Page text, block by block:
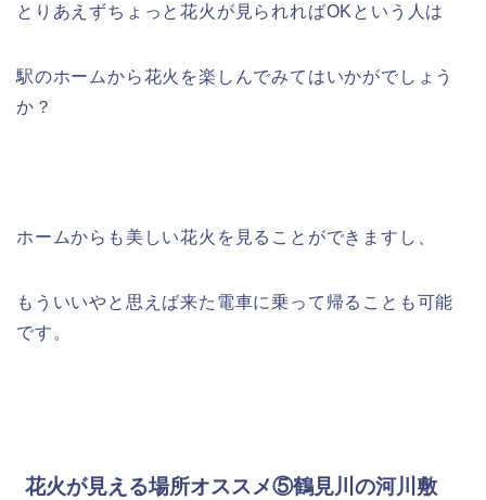
とりあえずちょっと花火が見られればOKという人は
駅のホームから花火を楽しんでみてはいかがでしょう
か？
ホームからも美しい花火を見ることができますし、
もういいやと思えば来た電車に乗って帰ることも可能
です。
花火が見える場所オススメ⑤鶴見川の河川敷